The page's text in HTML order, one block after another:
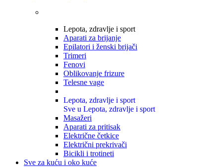
Lepota, zdravlje i sport
Aparati za brijanje
Epilatori i ženski brijači
Trimeri
Fenovi
Oblikovanje frizure
Telesne vage
Lepota, zdravlje i sport
Sve u Lepota, zdravlje i sport
Masažeri
Aparati za pritisak
Električne četkice
Električni prekrivači
Bicikli i trotineti
Sve za kuću i oko kuće